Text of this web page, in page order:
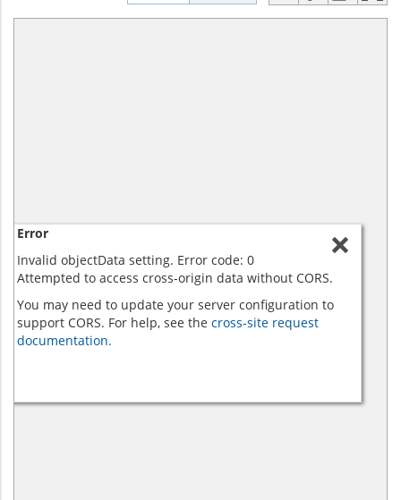
Error
Invalid objectData setting. Error code: 0
Attempted to access cross-origin data without CORS.
You may need to update your server configuration to
support CORS. For help, see the cross-site request
documentation.